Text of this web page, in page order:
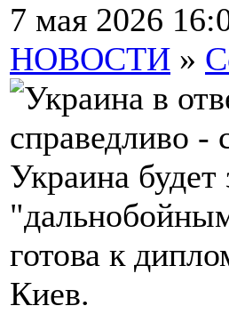
7 мая 2026
НОВОСТИ »
Украина будет
готова к
Киев.